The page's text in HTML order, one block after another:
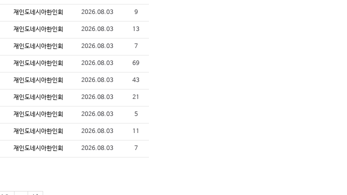
재인도네시아한인회 2026.08.03 9
재인도네시아한인회 2026.08.03 13
재인도네시아한인회 2026.08.03 7
재인도네시아한인회 2026.08.03 69
재인도네시아한인회 2026.08.03 43
재인도네시아한인회 2026.08.03 21
재인도네시아한인회 2026.08.03 5
재인도네시아한인회 2026.08.03 11
재인도네시아한인회 2026.08.03 7